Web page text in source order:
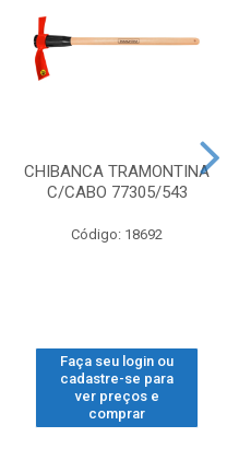
CHIBANCA TRAMONTINA
C/CABO 77305/543
Código: 18692
Faça seu login ou
cadastre-se para
ver preços e
comprar